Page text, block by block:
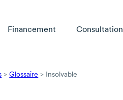
Financement Consultation
> Glossaire > Insolvable